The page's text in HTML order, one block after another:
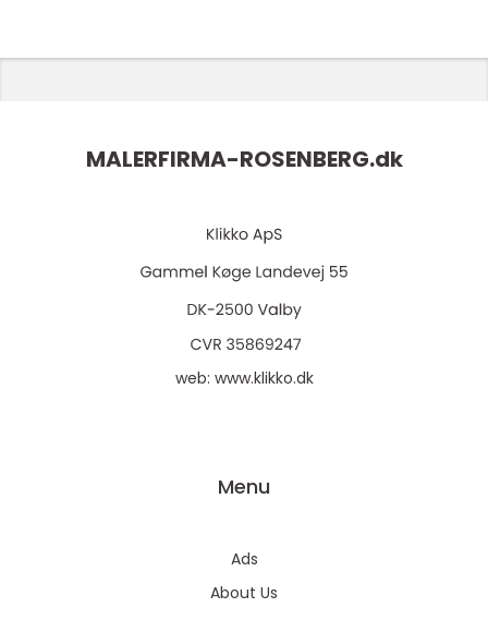
MALERFIRMA-ROSENBERG.dk
web: www.klikko.dk
Menu
Ads
About Us